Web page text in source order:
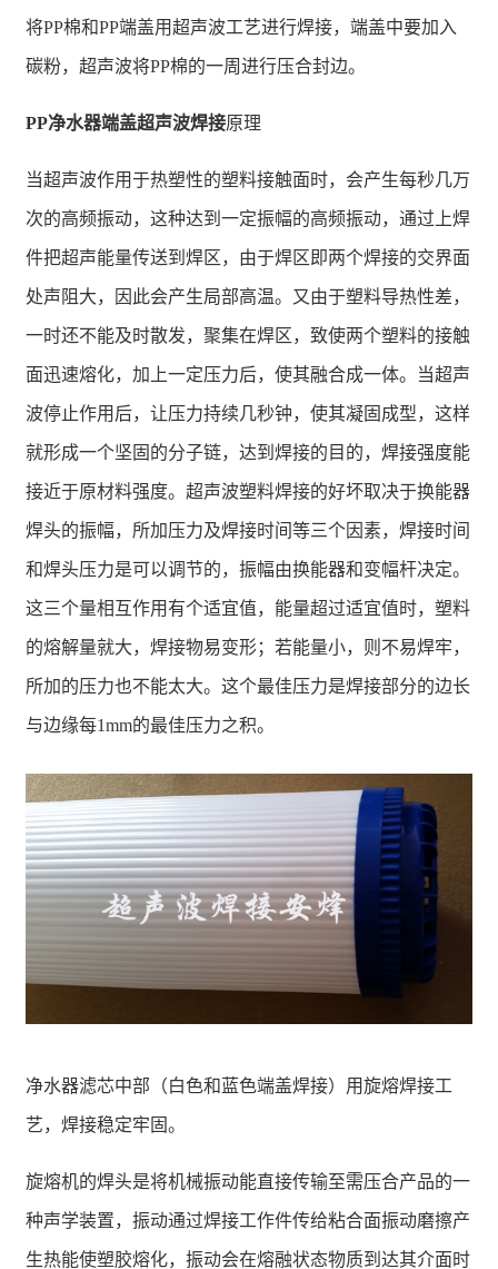
将PP棉和PP端盖用超声波工艺进行焊接，端盖中要加入
碳粉，超声波将PP棉的一周进行压合封边。
PP净水器端盖超声波焊接原理
当超声波作用于热塑性的塑料接触面时，会产生每秒几万
次的高频振动，这种达到一定振幅的高频振动，通过上焊
件把超声能量传送到焊区，由于焊区即两个焊接的交界面
处声阻大，因此会产生局部高温。又由于塑料导热性差，
一时还不能及时散发，聚集在焊区，致使两个塑料的接触
面迅速熔化，加上一定压力后，使其融合成一体。当超声
波停止作用后，让压力持续几秒钟，使其凝固成型，这样
就形成一个坚固的分子链，达到焊接的目的，焊接强度能
接近于原材料强度。超声波塑料焊接的好坏取决于换能器
焊头的振幅，所加压力及焊接时间等三个因素，焊接时间
和焊头压力是可以调节的，振幅由换能器和变幅杆决定。
这三个量相互作用有个适宜值，能量超过适宜值时，塑料
的熔解量就大，焊接物易变形；若能量小，则不易焊牢，
所加的压力也不能太大。这个最佳压力是焊接部分的边长
与边缘每1mm的最佳压力之积。
净水器滤芯中部（白色和蓝色端盖焊接）用旋熔焊接工
艺，焊接稳定牢固。
旋熔机的焊头是将机械振动能直接传输至需压合产品的一
种声学装置，振动通过焊接工作件传给粘合面振动磨擦产
生热能使塑胶熔化，振动会在熔融状态物质到达其介面时